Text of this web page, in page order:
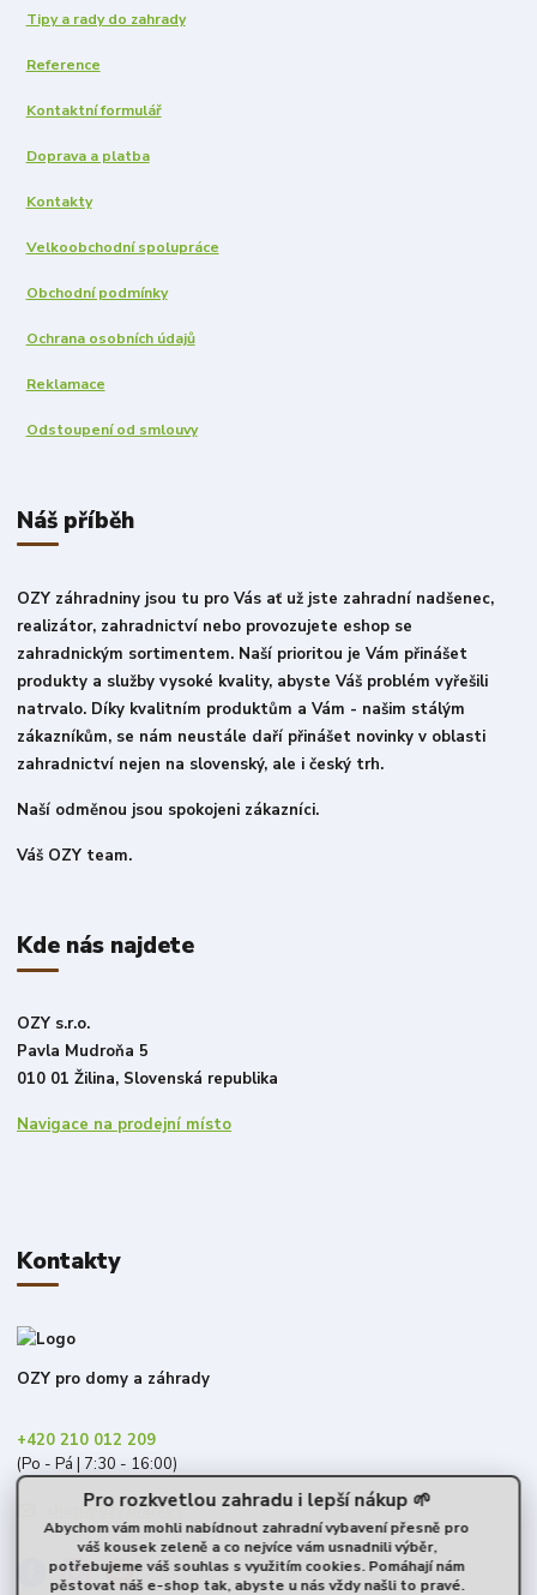
Tipy a rady do zahrady
Reference
Kontaktní formulář
Doprava a platba
Kontakty
Velkoobchodní spolupráce
Obchodní podmínky
Ochrana osobních údajů
Reklamace
Odstoupení od smlouvy
Náš příběh
OZY záhradniny jsou tu pro Vás ať už jste zahradní nadšenec,
realizátor, zahradnictví nebo provozujete eshop se
zahradnickým sortimentem. Naší prioritou je Vám přinášet
produkty a služby vysoké kvality, abyste Váš problém vyřešili
natrvalo. Díky kvalitním produktům a Vám - našim stálým
zákazníkům, se nám neustále daří přinášet novinky v oblasti
zahradnictví nejen na slovenský, ale i český trh.
Naší odměnou jsou spokojeni zákazníci.
Váš OZY team.
Kde nás najdete
OZY s.r.o.
Pavla Mudroňa 5
010 01 Žilina, Slovenská republika
Navigace na prodejní místo
Kontakty
OZY pro domy a záhrady
+420 210 012 209
(Po - Pá | 7:30 - 16:00)
shop@ozy.market
Pro rozkvetlou zahradu i lepší nákup 🌱
Abychom vám mohli nabídnout zahradní vybavení přesně pro
váš kousek zeleně a co nejvíce vám usnadnili výběr,
potřebujeme váš souhlas s využitím cookies. Pomáhají nám
pěstovat náš e-shop tak, abyste u nás vždy našli to pravé.